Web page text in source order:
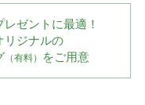
ゼントに最適！
リジナルの
（有料） をご用意